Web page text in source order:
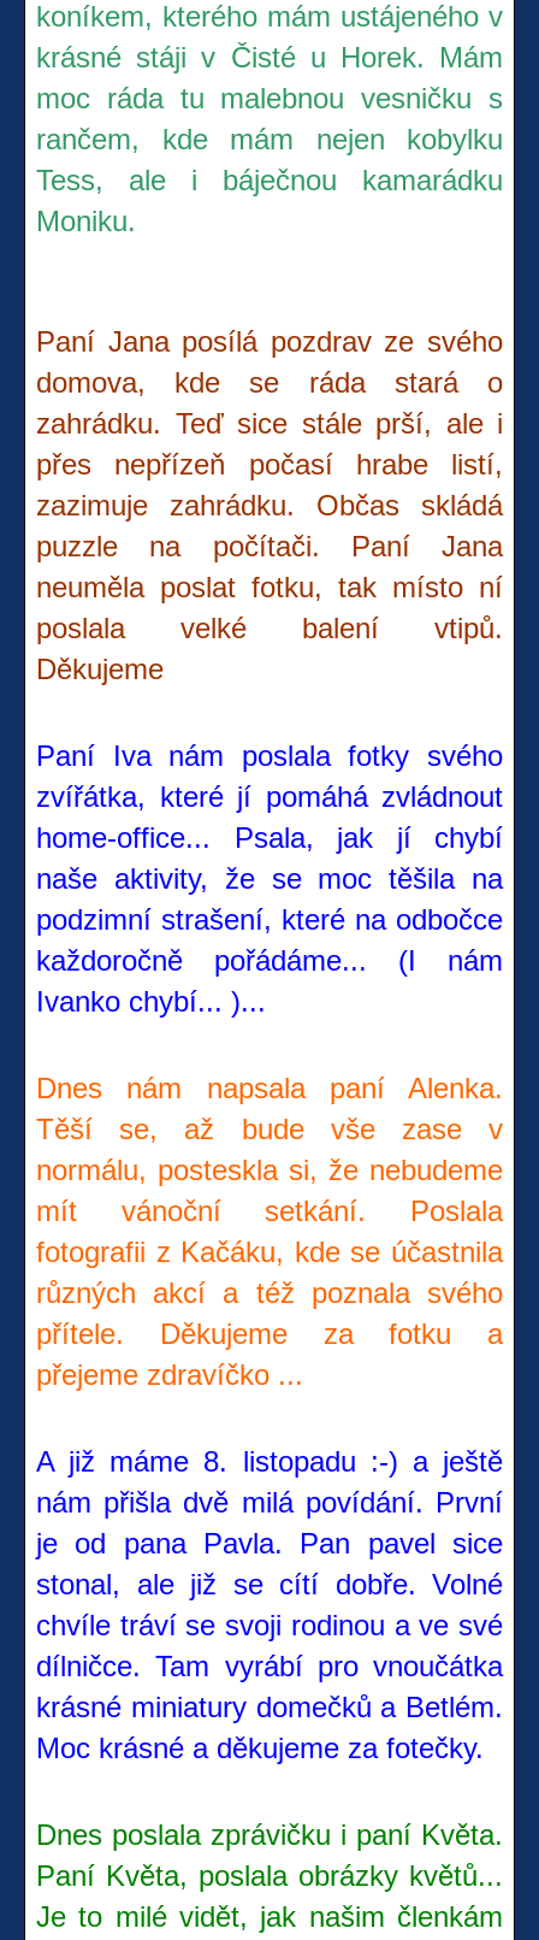
koníkem, kterého mám ustájeného v
krásné stáji v Čisté u Horek. Mám
moc ráda tu malebnou vesničku s
rančem, kde mám nejen kobylku
Tess, ale i báječnou kamarádku
Moniku.
Paní Jana posílá pozdrav ze svého
domova, kde se ráda stará o
zahrádku. Teď sice stále prší, ale i
přes nepřízeň počasí hrabe listí,
zazimuje zahrádku. Občas skládá
puzzle na počítači. Paní Jana
neuměla poslat fotku, tak místo ní
poslala velké balení vtipů.
Děkujeme
Paní Iva nám poslala fotky svého
zvířátka, které jí pomáhá zvládnout
home-office... Psala, jak jí chybí
naše aktivity, že se moc těšila na
podzimní strašení, které na odbočce
každoročně pořádáme... (I nám
Ivanko chybí... )...
Dnes nám napsala paní Alenka.
Těší se, až bude vše zase v
normálu, posteskla si, že nebudeme
mít vánoční setkání. Poslala
fotografii z Kačáku, kde se účastnila
různých akcí a též poznala svého
přítele. Děkujeme za fotku a
přejeme zdravíčko ...
A již máme 8. listopadu :-) a ještě
nám přišla dvě milá povídání. První
je od pana Pavla. Pan pavel sice
stonal, ale již se cítí dobře. Volné
chvíle tráví se svoji rodinou a ve své
dílničce. Tam vyrábí pro vnoučátka
krásné miniatury domečků a Betlém.
Moc krásné a děkujeme za fotečky.
Dnes poslala zprávičku i paní Květa.
Paní Květa, poslala obrázky květů...
Je to milé vidět, jak našim členkám